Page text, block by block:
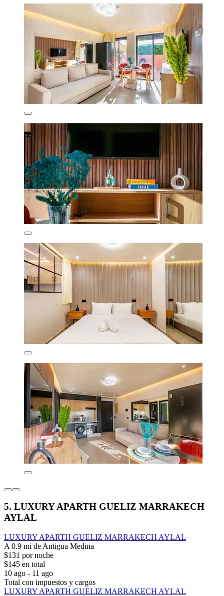
5. LUXURY APARTH GUELIZ MARRAKECH
AYLAL
LUXURY APARTH GUELIZ MARRAKECH AYLAL
A 0.9 mi de Antigua Medina
$131 por noche
$145 en total
10 ago - 11 ago
Total con impuestos y cargos
LUXURY APARTH GUELIZ MARRAKECH AYLAL